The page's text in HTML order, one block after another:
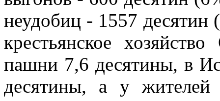
неудобиц - 1557 десятин
крестьянское
пашни 7,6 десятины, в
десятины, а у